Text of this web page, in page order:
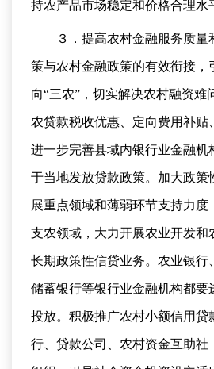
持农产品市场稳定和价格合理水
３．提高农村金融服务质
策与农村金融政策的有效衔接，
向“三农”，切实解决农村融资难
农贷款税收优惠、定向费用补贴
进一步完善县域内银行业金融机
于当地发放贷款政策。加大政策
展重点领域和薄弱环节支持力度
支农领域，大力开展农业开发和
长期政策性信贷业务。农业银行
储蓄银行等银行业金融机构都要
投放。积极推广农村小额信用贷
行、贷款公司、农村资金互助社